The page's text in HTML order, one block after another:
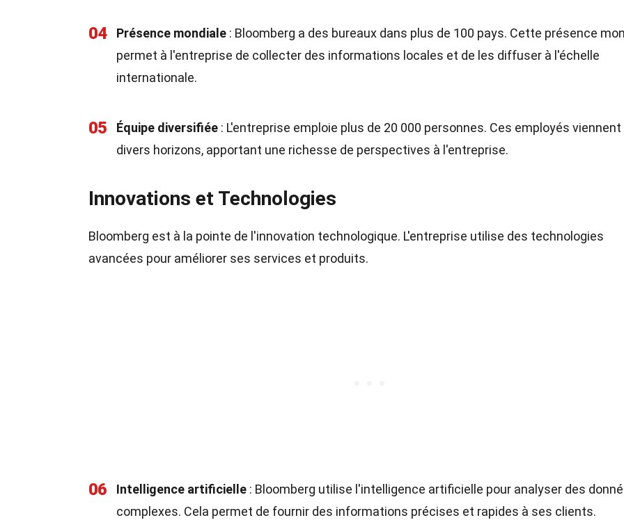
04 Présence mondiale : Bloomberg a des bureaux dans plus de 100 pays. Cette présence
permet à l'entreprise de collecter des informations locales et de les diffuser à l'échelle
internationale.
05 Équipe diversifiée : L'entreprise emploie plus de 20 000 personnes. Ces employés viennent
divers horizons, apportant une richesse de perspectives à l'entreprise.
Innovations et Technologies
Bloomberg est à la pointe de l'innovation technologique. L'entreprise utilise des technologies
avancées pour améliorer ses services et produits.
06 Intelligence artificielle : Bloomberg utilise l'intelligence artificielle pour analyser des
complexes. Cela permet de fournir des informations précises et rapides à ses clients.